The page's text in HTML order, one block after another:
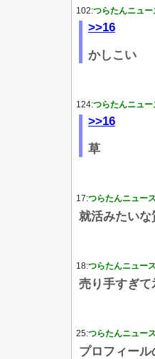
102:つらたんニュー
>>16
かしこい
124:つらたんニュー
>>16
草
17:つらたんニュー
就活みたい
18:つらたんニュー
売り手すぎ
25:つらたんニュー
プロフィー